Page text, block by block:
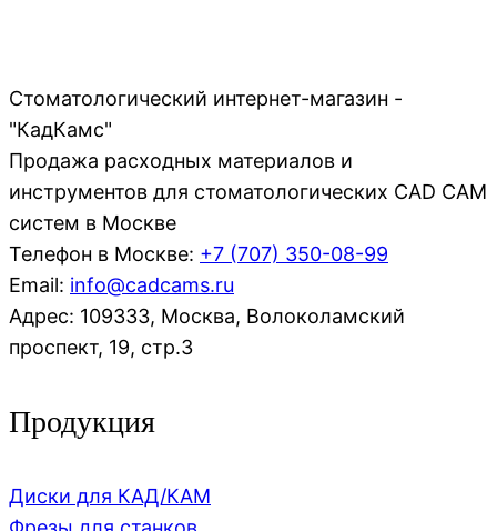
Стоматологический интернет-магазин -
"КадКамс"
Продажа расходных материалов и
инструментов для стоматологических CAD CAM
систем в Москве
Телефон в Москве: +7 (707) 350-08-99
Email: info@cadcams.ru
Адрес: 109333, Москва, Волоколамский
проспект, 19, стр.3
Продукция
Диски для КАД/КАМ